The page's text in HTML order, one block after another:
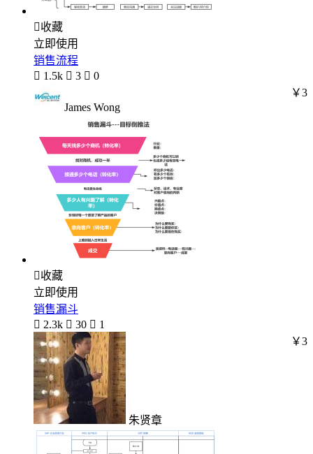
收藏
立即使用
销售流程
 1.5k  3  0
James Wong
￥3
收藏
立即使用
销售漏斗
 2.3k  30  1
朱贤章
￥3